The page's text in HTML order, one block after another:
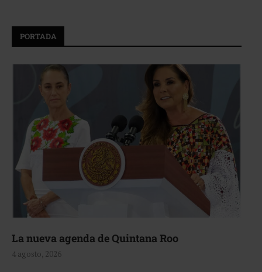
PORTADA
La nueva agenda de Quintana Roo
4 agosto, 2026